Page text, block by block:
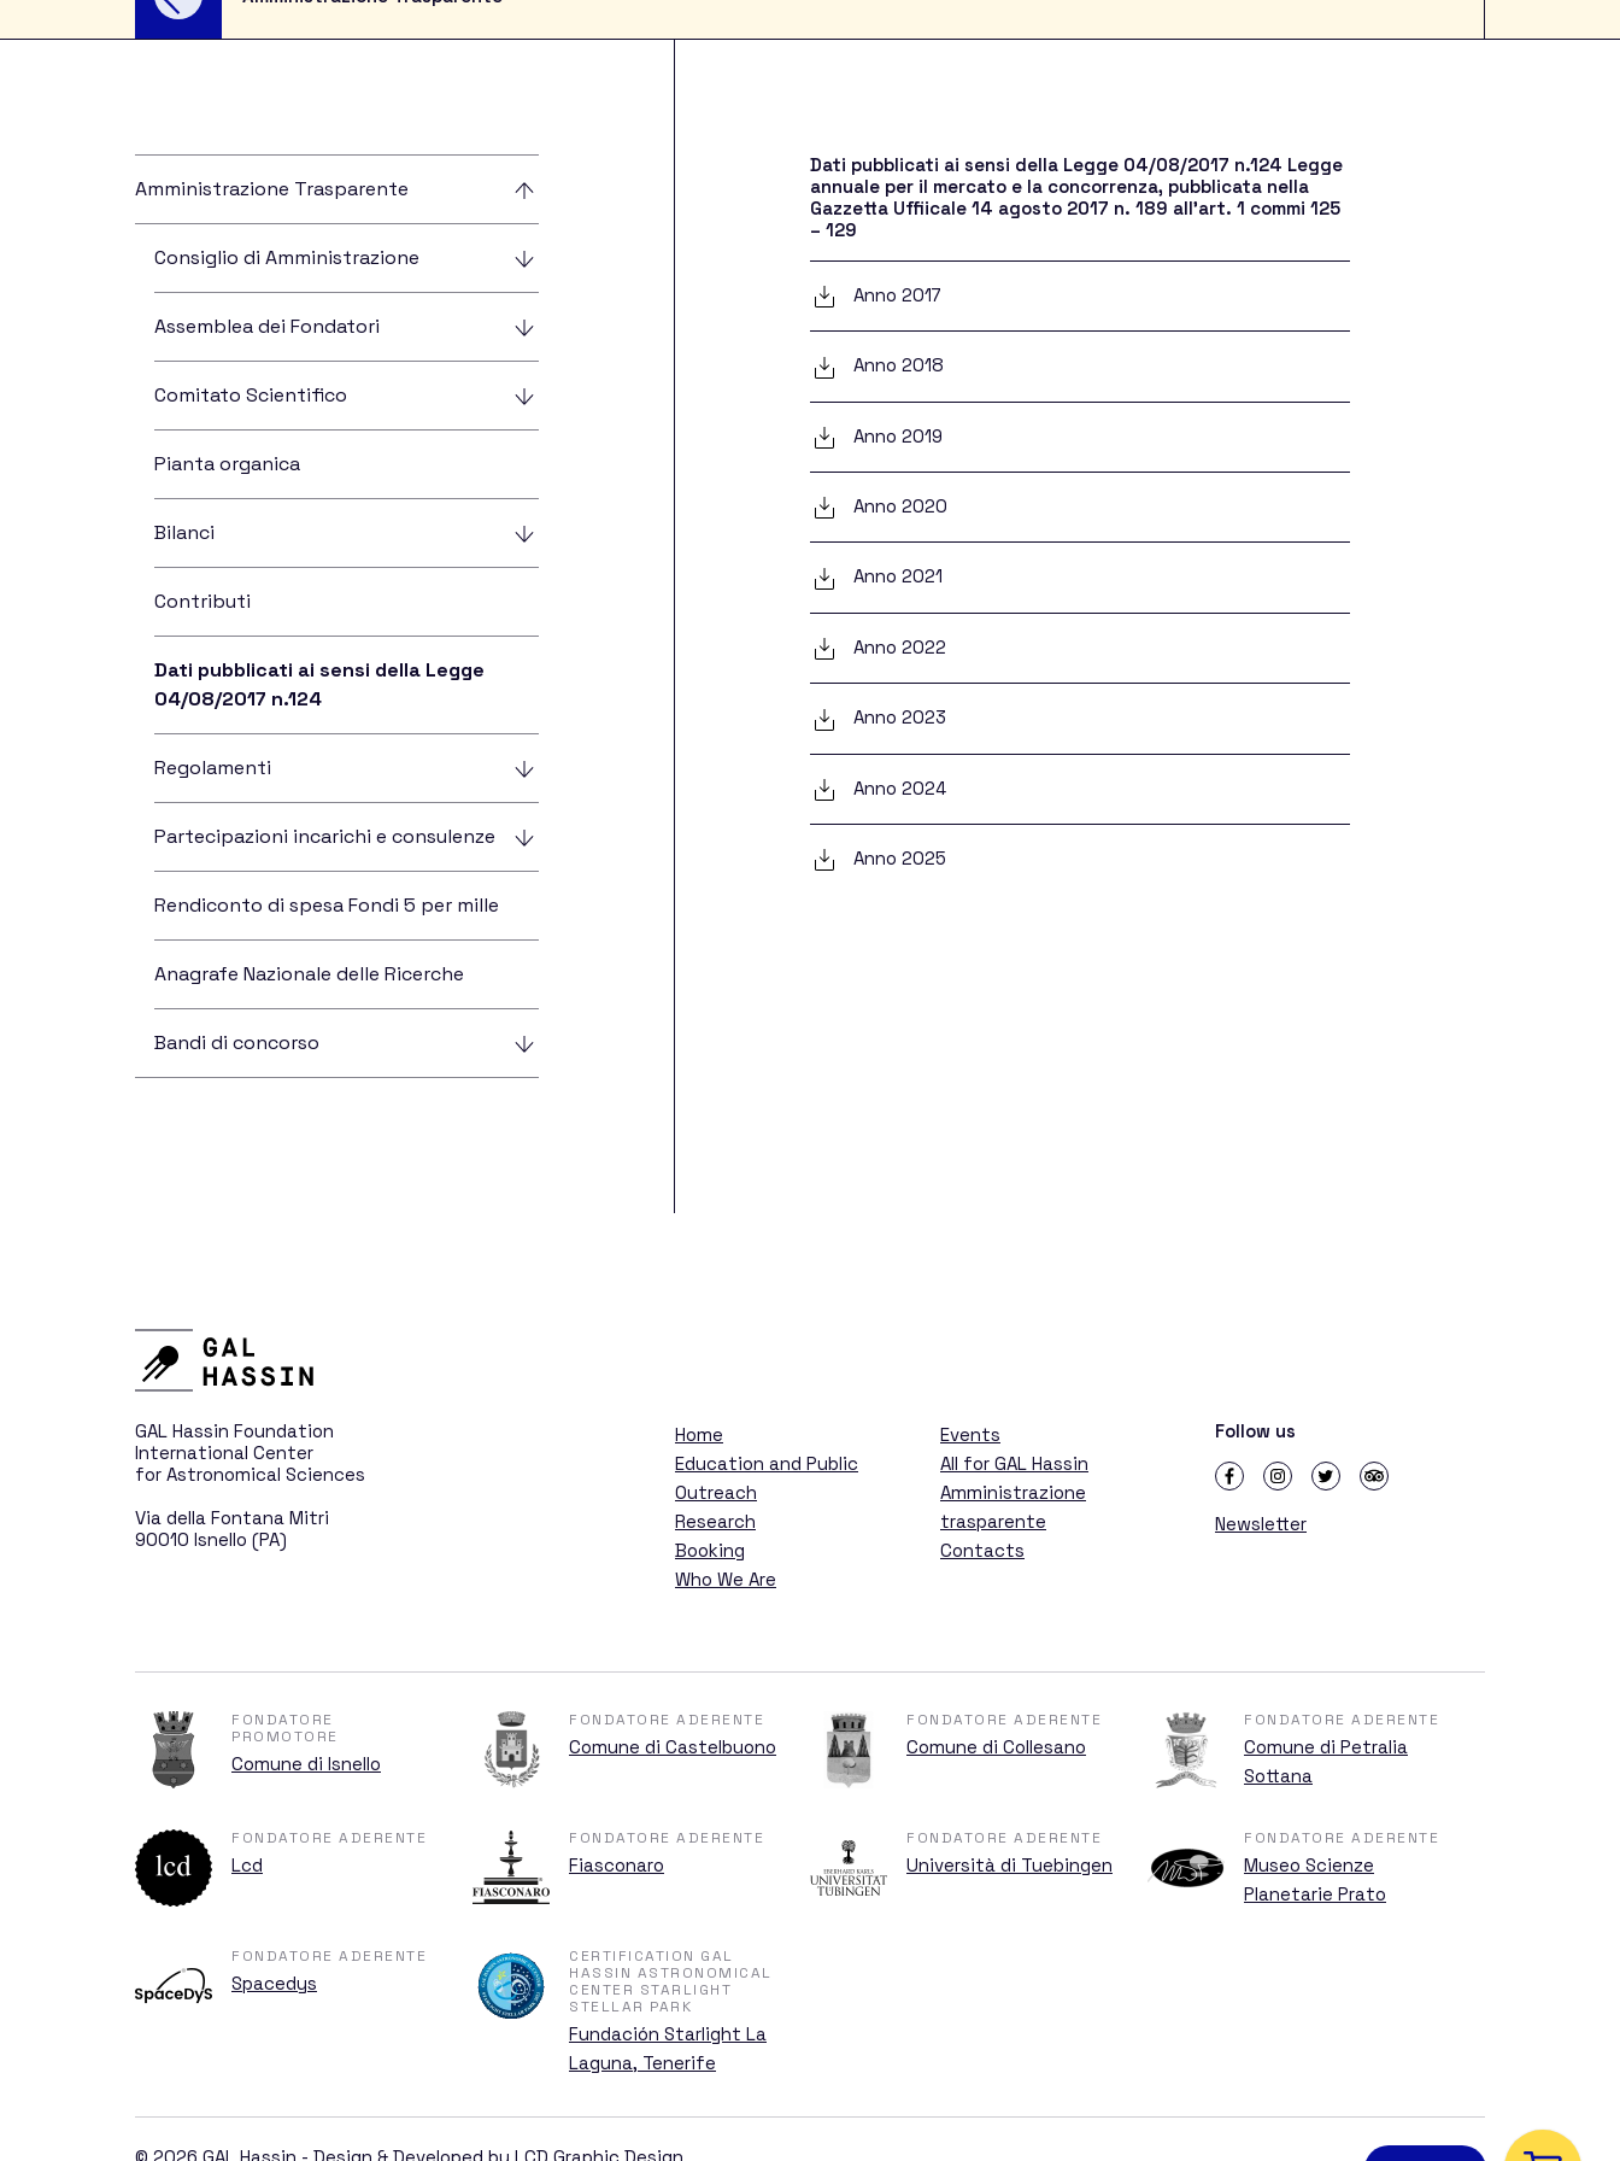
For the Public
Research
Asteroids and Comets
New Distant Worlds
Variable Stars
Telescopes
Who We Are
The GAL Hassin Event
All for GAL Hassin
Blog
Events
Tickets
Amministrazione Trasparente
Consiglio di Amministrazione
Assemblea dei Fondatori
Comitato Scientifico
Pianta organica
Bilanci
Contributi
Dati pubblicati ai sensi della Legge
04/08/2017 n.124
Regolamenti
Partecipazioni incarichi e consulenze
Rendiconto di spesa Fondi 5 per mille
Anagrafe Nazionale delle Ricerche
Bandi di concorso
Dati pubblicati ai sensi della Legge 04/08/2017 n.124 Legge
annuale per il mercato e la concorrenza, pubblicata nella
Gazzetta Uffiicale 14 agosto 2017 n. 189 all’art. 1 commi 125
– 129
Anno 2017
Anno 2018
Anno 2019
Anno 2020
Anno 2021
Anno 2022
Anno 2023
Anno 2024
Anno 2025
GAL Hassin Foundation
International Center
for Astronomical Sciences
Via della Fontana Mitri
90010 Isnello (PA)
Home
Education and Public
Outreach
Research
Booking
Who We Are
Events
All for GAL Hassin
Amministrazione
trasparente
Contacts
Follow us
Newsletter
FONDATORE
PROMOTORE
Comune di Isnello
FONDATORE ADERENTE
Comune di Castelbuono
FONDATORE ADERENTE
Comune di Collesano
FONDATORE ADERENTE
Comune di Petralia
Sottana
FONDATORE ADERENTE
Lcd
FONDATORE ADERENTE
Fiasconaro
FONDATORE ADERENTE
Università di Tuebingen
FONDATORE ADERENTE
Museo Scienze
Planetarie Prato
FONDATORE ADERENTE
Spacedys
CERTIFICATION GAL
HASSIN ASTRONOMICAL
CENTER STARLIGHT
STELLAR PARK
Fundación Starlight La
Laguna, Tenerife